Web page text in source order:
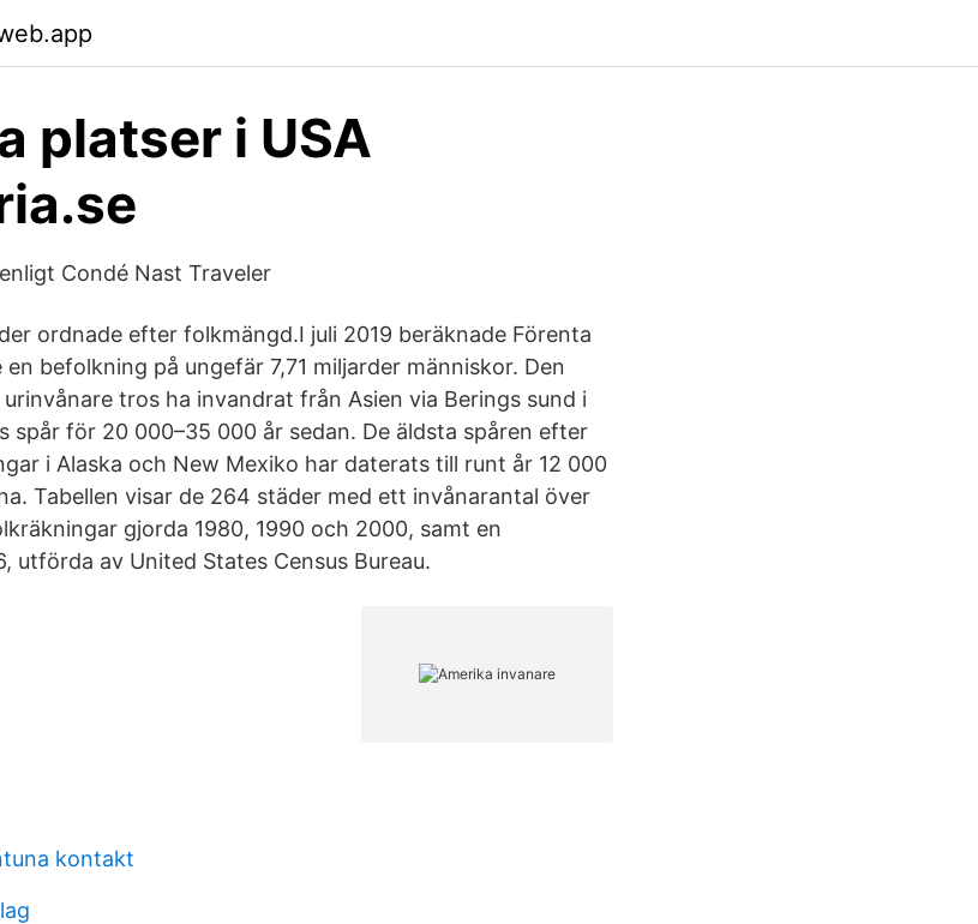
platser i USA
Condé Nast Traveler
ordnade efter folkmängd.I juli 2019 beräknade Förenta
befolkning på ungefär 7,71 miljarder människor. Den
tros ha invandrat från Asien via Berings sund i
spår för 20 000–35 000 år sedan. De äldsta spåren efter
i Alaska och New Mexiko har daterats till runt år 12 000
Tabellen visar de 264 städer med ett invånarantal över
gjorda 1980, 1990 och 2000, samt en
utförda av United States Census Bureau.
kontakt